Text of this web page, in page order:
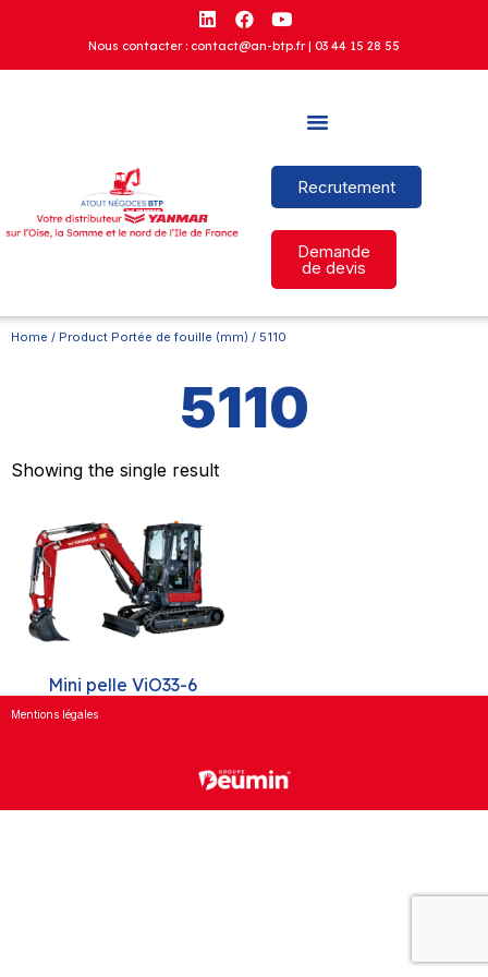
Nous contacter : contact@an-btp.fr | 03 44 15 28 55
Recrutement
Demande
de devis
Home / Product Portée de fouille (mm) / 5110
5110
Showing the single result
Mini pelle ViO33-6
Mentions légales